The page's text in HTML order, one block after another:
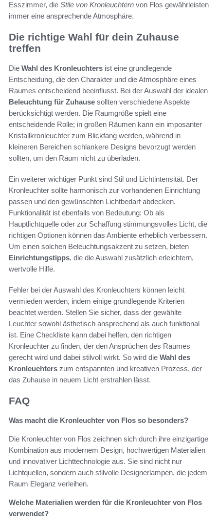
Esszimmer, die Stile von Kronleuchtern von Flos gewährleisten
immer eine ansprechende Atmosphäre.
Die richtige Wahl für dein Zuhause
treffen
Die Wahl des Kronleuchters ist eine grundlegende
Entscheidung, die den Charakter und die Atmosphäre eines
Raumes entscheidend beeinflusst. Bei der Auswahl der idealen
Beleuchtung für Zuhause sollten verschiedene Aspekte
berücksichtigt werden. Die Raumgröße spielt eine
entscheidende Rolle; in großen Räumen kann ein imposanter
Kristallkronleuchter zum Blickfang werden, während in
kleineren Bereichen schlankere Designs bevorzugt werden
sollten, um den Raum nicht zu überladen.
Ein weiterer wichtiger Punkt sind Stil und Lichtintensität. Der
Kronleuchter sollte harmonisch zur vorhandenen Einrichtung
passen und den gewünschten Lichtbedarf abdecken.
Funktionalität ist ebenfalls von Bedeutung: Ob als
Hauptlichtquelle oder zur Schaffung stimmungsvolles Licht, die
richtigen Optionen können das Ambiente erheblich verbessern.
Um einen solchen Beleuchtungsakzent zu setzen, bieten
Einrichtungstipps, die die Auswahl zusätzlich erleichtern,
wertvolle Hilfe.
Fehler bei der Auswahl des Kronleuchters können leicht
vermieden werden, indem einige grundlegende Kriterien
beachtet werden. Stellen Sie sicher, dass der gewählte
Leuchter sowohl ästhetisch ansprechend als auch funktional
ist. Eine Checkliste kann dabei helfen, den richtigen
Kronleuchter zu finden, der den Ansprüchen des Raumes
gerecht wird und dabei stilvoll wirkt. So wird die Wahl des
Kronleuchters zum entspannten und kreativen Prozess, der
das Zuhause in neuem Licht erstrahlen lässt.
FAQ
Was macht die Kronleuchter von Flos so besonders?
Die Kronleuchter von Flos zeichnen sich durch ihre einzigartige
Kombination aus modernem Design, hochwertigen Materialien
und innovativer Lichttechnologie aus. Sie sind nicht nur
Lichtquellen, sondern auch stilvolle Designerlampen, die jedem
Raum Eleganz verleihen.
Welche Materialien werden für die Kronleuchter von Flos
verwendet?